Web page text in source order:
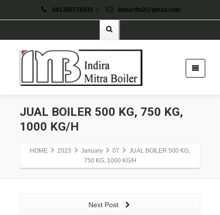
081385776935 / idmarifin2@gmail.com
JUAL BOILER 500 KG, 750 KG,
1000 KG/H
HOME 2023 January 07
JUAL BOILER 500 KG,
750 KG, 1000 KG/H
Next Post